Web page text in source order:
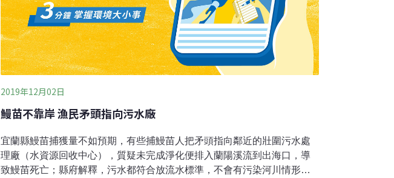
2019年12月02日
鰻苗不靠岸 漁民矛頭指向污水廠
宜蘭縣鰻苗捕獲量不如預期，有些捕鰻苗人把矛頭指向鄰近的壯圍污水處
理廠（水資源回收中心），質疑未完成淨化便排入蘭陽溪流到出海口，導
致鰻苗死亡；縣府解釋，污水都符合放流水標準，不會有污染河川情形。